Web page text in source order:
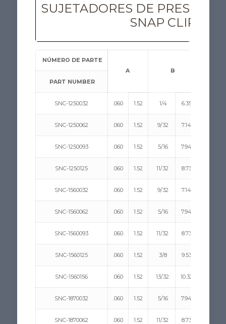
SUJETADORES DE PRESIÓN
SNAP CLIPS
NÚMERO DE PARTE
A
B
PART NUMBER
SNC-1250032 .060 1.52 1/4 6.35
SNC-1250062 .060 1.52 9/32 7.14
SNC-1250093 .060 1.52 5/16 7.94
SNC-1250125 .060 1.52 11/32 8.73
SNC-1560032 .060 1.52 9/32 7.14
SNC-1560062 .060 1.52 5/16 7.94
SNC-1560093 .060 1.52 11/32 8.73
SNC-1560125 .060 1.52 3/8 9.53
SNC-1560156 .060 1.52 13/32 10.32
SNC-1870032 .060 1.52 5/16 7.94
SNC-1870062 .060 1.52 11/32 8.73